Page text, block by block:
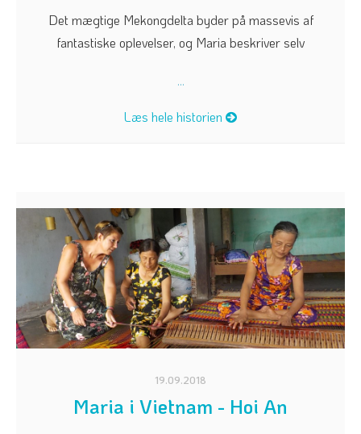
Det mægtige Mekongdelta byder på massevis af
fantastiske oplevelser, og Maria beskriver selv
...
Læs hele historien
19.09.2018
Maria i Vietnam - Hoi An